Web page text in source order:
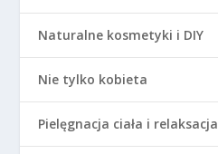
Naturalne kosmetyki i DIY
Nie tylko kobieta
Pielęgnacja ciała i relaksacja